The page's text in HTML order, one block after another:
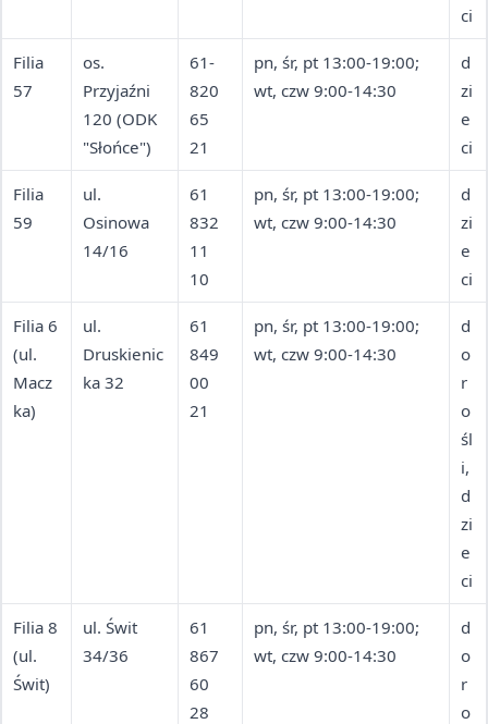
ci
Filia
57
os.
Przyjaźni
120 (ODK
"Słońce")
61-
820
65
21
pn, śr, pt 13:00-19:00;
wt, czw 9:00-14:30
d
zi
e
ci
Filia
59
ul.
Osinowa
14/16
61
832
11
10
pn, śr, pt 13:00-19:00;
wt, czw 9:00-14:30
d
zi
e
ci
Filia 6
(ul.
Macz
ka)
ul.
Druskienic
ka 32
61
849
00
21
pn, śr, pt 13:00-19:00;
wt, czw 9:00-14:30
d
o
r
o
śl
i,
d
zi
e
ci
Filia 8
(ul.
Świt)
ul. Świt
34/36
61
867
60
28
pn, śr, pt 13:00-19:00;
wt, czw 9:00-14:30
d
o
r
o